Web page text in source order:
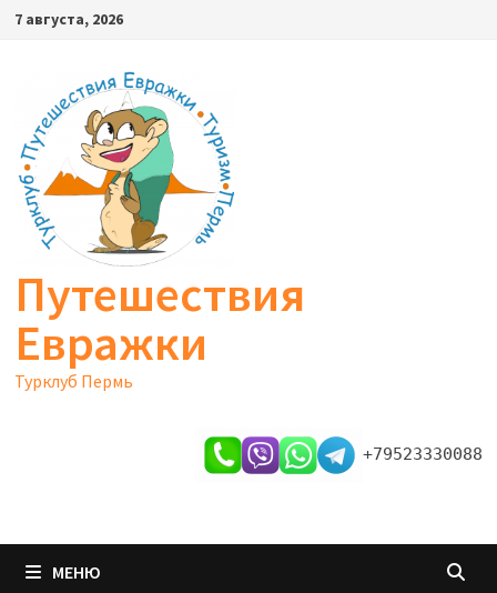
Перейти
содержимому
7 августа, 2026
Путешествия
Евражки
Турклуб Пермь
+79523330088
МЕНЮ